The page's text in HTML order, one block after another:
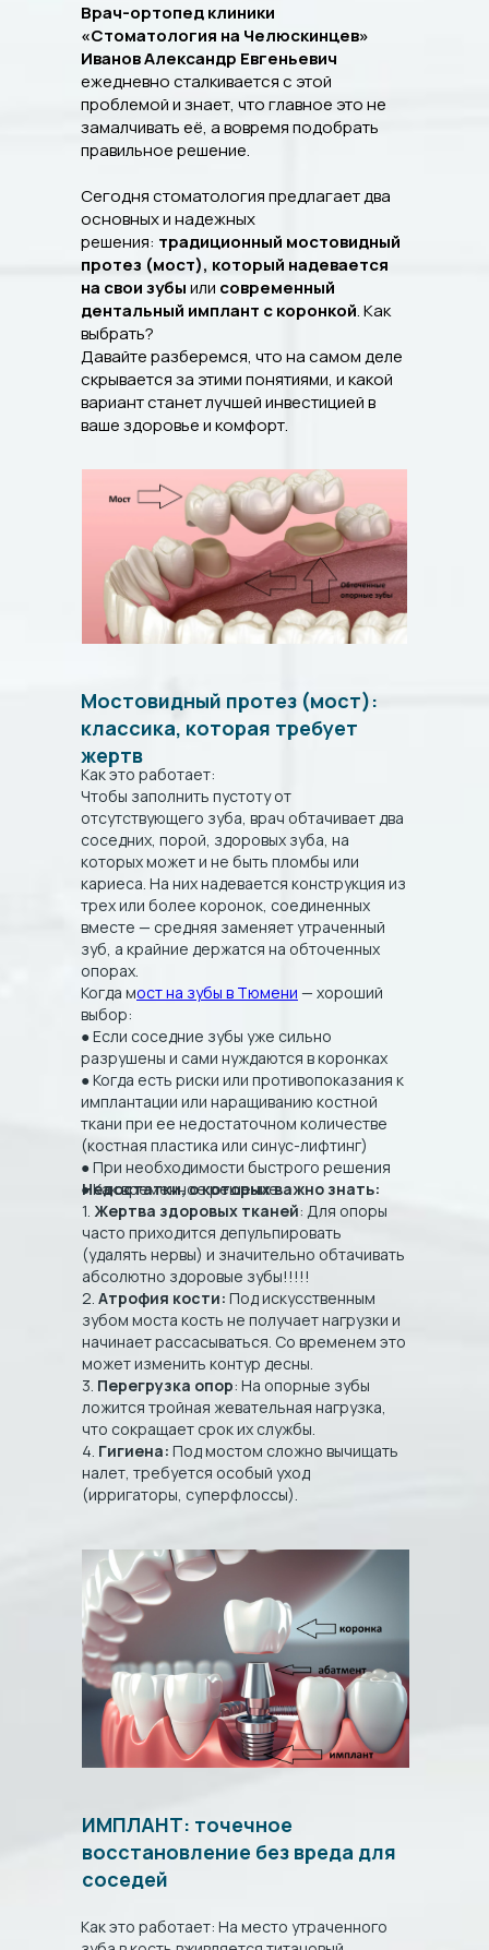
Врач-ортопед клиники
«Стоматология на Челюскинцев»
Иванов Александр Евгеньевич
ежедневно сталкивается с этой
проблемой и знает, что главное это не
замалчивать её, а вовремя подобрать
правильное решение.
Сегодня стоматология предлагает два
основных и надежных
решения: традиционный мостовидный
протез (мост), который надевается
на свои зубыили современный
дентальный имплант с коронкой. Как
выбрать?
Давайте разберемся, что на самом деле
скрывается за этими понятиями, и какой
вариант станет лучшей инвестицией в
ваше здоровье и комфорт.
Как это работает: На место утраченного
ИМПЛАНТ: точечное
восстановление без вреда для
соседей
Недостатки, о которых важно знать:
1. Жертва здоровых тканей: Для опоры
часто приходится депульпировать
(удалять нервы) и значительно обтачивать
абсолютно здоровые зубы!!!!!
2. Атрофия кости: Под искусственным
зубом моста кость не получает нагрузки и
начинает рассасываться. Со временем это
может изменить контур десны.
3. Перегрузка опор: На опорные зубы
ложится тройная жевательная нагрузка,
что сокращает срок их службы.
4. Гигиена: Под мостом сложно вычищать
налет, требуется особый уход
(ирригаторы, суперфлоссы).
Как это работает:
Чтобы заполнить пустоту от
отсутствующего зуба, врач обтачивает два
соседних, порой, здоровых зуба, на
которых может и не быть пломбы или
кариеса. На них надевается конструкция из
трех или более коронок, соединенных
вместе — средняя заменяет утраченный
зуб, а крайние держатся на обточенных
опорах.
Когда мост на зубы в Тюмени — хороший
выбор:
● Если соседние зубы уже сильно
разрушены и сами нуждаются в коронках
● Когда есть риски или противопоказания к
имплантации или наращиванию костной
ткани при ее недостаточном количестве
(костная пластика или синус-лифтинг)
● При необходимости быстрого решения
● Как временное решение
Мостовидный протез (мост):
классика, которая требует
жертв